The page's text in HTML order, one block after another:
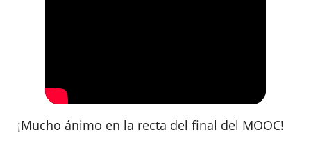
¡Mucho ánimo en la recta del final del MOOC!